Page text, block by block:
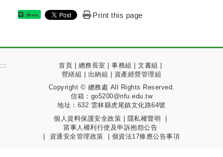
Share Print this page
::: 首頁 總務長室 事務組 文書組
營繕組
出納組
資產經營管理組
Copyright © 總務處 All Rights Reserved.
信箱：go5200@nfu.edu.tw
地址：632 雲林縣虎尾鎮文化路64號
個人資料保護安全政策 | 隱私權聲明 |
當事人權利行使及申訴抱怨公告
| 資通安全管理政策 | 個資法17條應公告事項